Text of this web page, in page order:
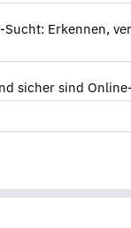
Erkennen,
sicher sind